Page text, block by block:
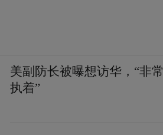
美副防长被曝想访华，“非常
执着”